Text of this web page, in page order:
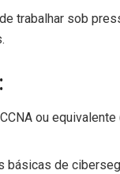
trabalhar sob
ou
básicas de